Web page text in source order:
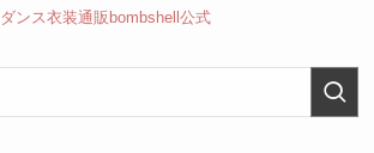
ダンス衣装通販bombshell公式